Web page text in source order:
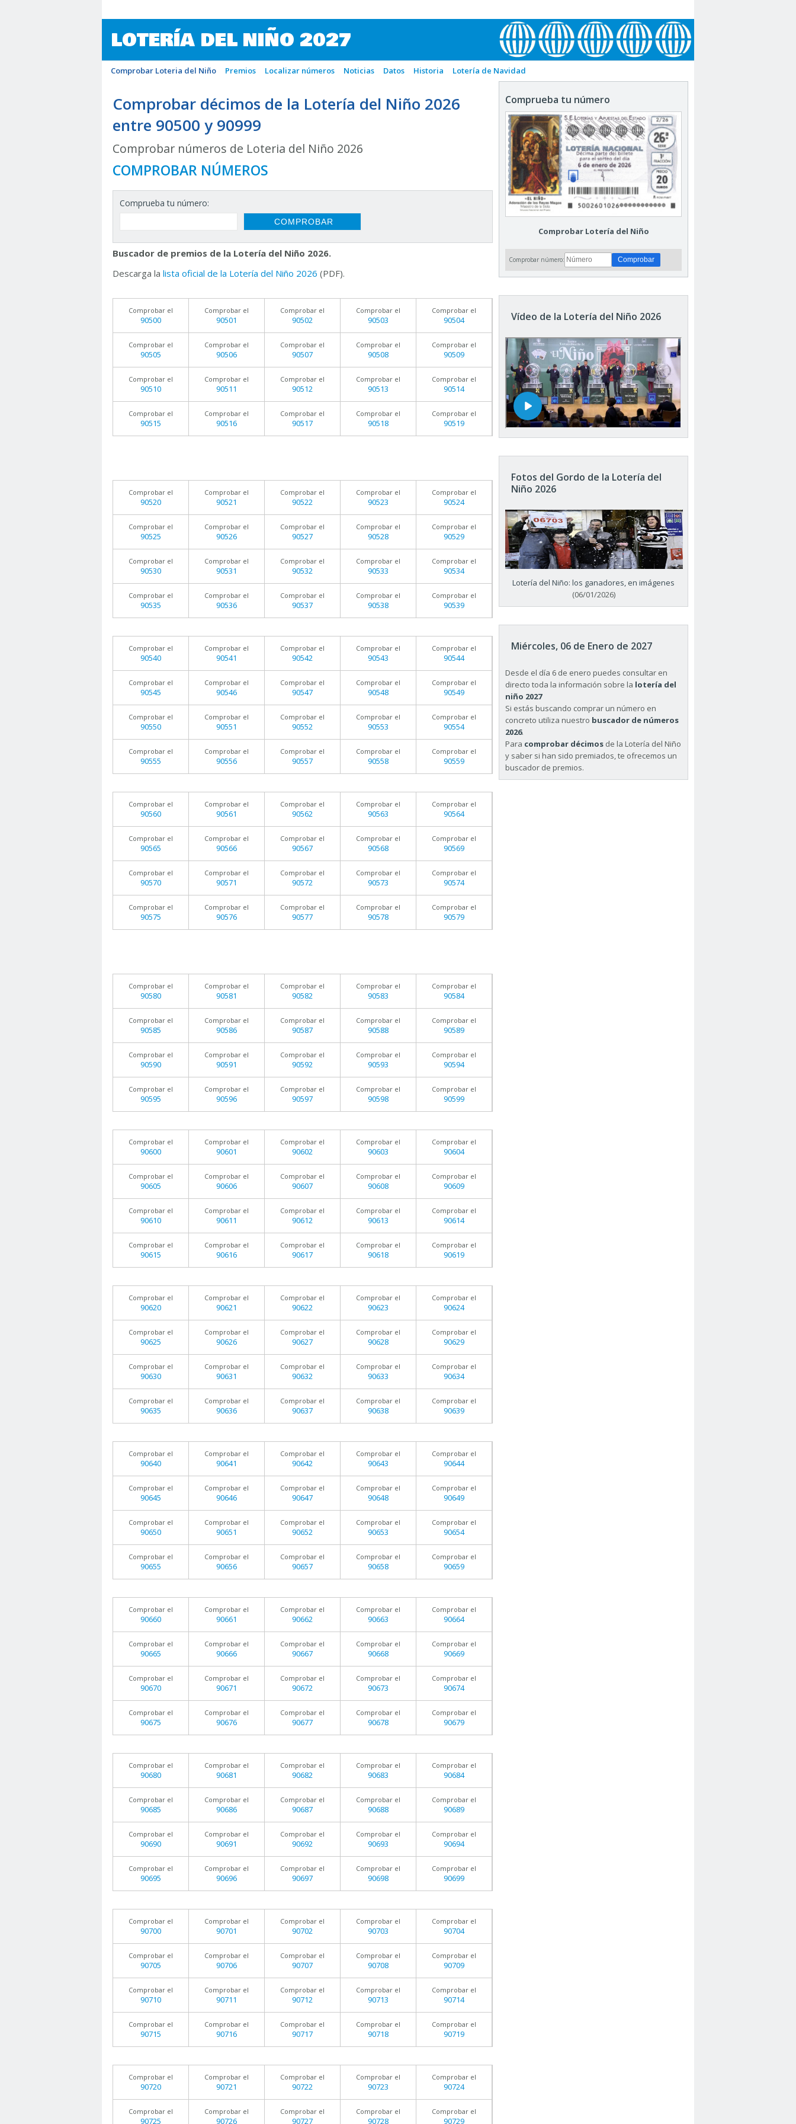
LOTERÍA DEL NIÑO 2027
Comprobar Loteria del Niño Premios Localizar números Noticias Datos Historia Lotería de Navidad
Comprobar décimos de la Lotería del Niño 2026
entre 90500 y 90999
Comprobar números de Loteria del Niño 2026
COMPROBAR NÚMEROS
Comprueba tu número:
Buscador de premios de la Lotería del Niño 2026.
Descarga la lista oficial de la Lotería del Niño 2026 (PDF).
Comprobar el
90500
Comprobar el
90501
Comprobar el
90502
Comprobar el
90503
Comprobar el
90504
Comprobar el
90505
Comprobar el
90506
Comprobar el
90507
Comprobar el
90508
Comprobar el
90509
Comprobar el
90510
Comprobar el
90511
Comprobar el
90512
Comprobar el
90513
Comprobar el
90514
Comprobar el
90515
Comprobar el
90516
Comprobar el
90517
Comprobar el
90518
Comprobar el
90519
Comprobar el
90520
Comprobar el
90521
Comprobar el
90522
Comprobar el
90523
Comprobar el
90524
Comprobar el
90525
Comprobar el
90526
Comprobar el
90527
Comprobar el
90528
Comprobar el
90529
Comprobar el
90530
Comprobar el
90531
Comprobar el
90532
Comprobar el
90533
Comprobar el
90534
Comprobar el
90535
Comprobar el
90536
Comprobar el
90537
Comprobar el
90538
Comprobar el
90539
Comprobar el
90540
Comprobar el
90541
Comprobar el
90542
Comprobar el
90543
Comprobar el
90544
Comprobar el
90545
Comprobar el
90546
Comprobar el
90547
Comprobar el
90548
Comprobar el
90549
Comprobar el
90550
Comprobar el
90551
Comprobar el
90552
Comprobar el
90553
Comprobar el
90554
Comprobar el
90555
Comprobar el
90556
Comprobar el
90557
Comprobar el
90558
Comprobar el
90559
Comprobar el
90560
Comprobar el
90561
Comprobar el
90562
Comprobar el
90563
Comprobar el
90564
Comprobar el
90565
Comprobar el
90566
Comprobar el
90567
Comprobar el
90568
Comprobar el
90569
Comprobar el
90570
Comprobar el
90571
Comprobar el
90572
Comprobar el
90573
Comprobar el
90574
Comprobar el
90575
Comprobar el
90576
Comprobar el
90577
Comprobar el
90578
Comprobar el
90579
Comprobar el
90580
Comprobar el
90581
Comprobar el
90582
Comprobar el
90583
Comprobar el
90584
Comprobar el
90585
Comprobar el
90586
Comprobar el
90587
Comprobar el
90588
Comprobar el
90589
Comprobar el
90590
Comprobar el
90591
Comprobar el
90592
Comprobar el
90593
Comprobar el
90594
Comprobar el
90595
Comprobar el
90596
Comprobar el
90597
Comprobar el
90598
Comprobar el
90599
Comprobar el
90600
Comprobar el
90601
Comprobar el
90602
Comprobar el
90603
Comprobar el
90604
Comprobar el
90605
Comprobar el
90606
Comprobar el
90607
Comprobar el
90608
Comprobar el
90609
Comprobar el
90610
Comprobar el
90611
Comprobar el
90612
Comprobar el
90613
Comprobar el
90614
Comprobar el
90615
Comprobar el
90616
Comprobar el
90617
Comprobar el
90618
Comprobar el
90619
Comprobar el
90620
Comprobar el
90621
Comprobar el
90622
Comprobar el
90623
Comprobar el
90624
Comprobar el
90625
Comprobar el
90626
Comprobar el
90627
Comprobar el
90628
Comprobar el
90629
Comprobar el
90630
Comprobar el
90631
Comprobar el
90632
Comprobar el
90633
Comprobar el
90634
Comprobar el
90635
Comprobar el
90636
Comprobar el
90637
Comprobar el
90638
Comprobar el
90639
Comprobar el
90640
Comprobar el
90641
Comprobar el
90642
Comprobar el
90643
Comprobar el
90644
Comprobar el
90645
Comprobar el
90646
Comprobar el
90647
Comprobar el
90648
Comprobar el
90649
Comprobar el
90650
Comprobar el
90651
Comprobar el
90652
Comprobar el
90653
Comprobar el
90654
Comprobar el
90655
Comprobar el
90656
Comprobar el
90657
Comprobar el
90658
Comprobar el
90659
Comprobar el
90660
Comprobar el
90661
Comprobar el
90662
Comprobar el
90663
Comprobar el
90664
Comprobar el
90665
Comprobar el
90666
Comprobar el
90667
Comprobar el
90668
Comprobar el
90669
Comprobar el
90670
Comprobar el
90671
Comprobar el
90672
Comprobar el
90673
Comprobar el
90674
Comprobar el
90675
Comprobar el
90676
Comprobar el
90677
Comprobar el
90678
Comprobar el
90679
Comprobar el
90680
Comprobar el
90681
Comprobar el
90682
Comprobar el
90683
Comprobar el
90684
Comprobar el
90685
Comprobar el
90686
Comprobar el
90687
Comprobar el
90688
Comprobar el
90689
Comprobar el
90690
Comprobar el
90691
Comprobar el
90692
Comprobar el
90693
Comprobar el
90694
Comprobar el
90695
Comprobar el
90696
Comprobar el
90697
Comprobar el
90698
Comprobar el
90699
Comprobar el
90700
Comprobar el
90701
Comprobar el
90702
Comprobar el
90703
Comprobar el
90704
Comprobar el
90705
Comprobar el
90706
Comprobar el
90707
Comprobar el
90708
Comprobar el
90709
Comprobar el
90710
Comprobar el
90711
Comprobar el
90712
Comprobar el
90713
Comprobar el
90714
Comprobar el
90715
Comprobar el
90716
Comprobar el
90717
Comprobar el
90718
Comprobar el
90719
Comprobar el
90720
Comprobar el
90721
Comprobar el
90722
Comprobar el
90723
Comprobar el
90724
Comprobar el
90725
Comprobar el
90726
Comprobar el
90727
Comprobar el
90728
Comprobar el
90729
Comprueba tu número
Comprobar Lotería del Niño
Comprobar número:
Vídeo de la Lotería del Niño 2026
Fotos del Gordo de la Lotería del
Niño 2026
Lotería del Niño: los ganadores, en imágenes
(06/01/2026)
Miércoles, 06 de Enero de 2027
Desde el día 6 de enero puedes consultar en
directo toda la información sobre la lotería del
niño 2027
Si estás buscando comprar un número en
concreto utiliza nuestro buscador de números
2026.
Para comprobar décimos de la Lotería del Niño
y saber si han sido premiados, te ofrecemos un
buscador de premios.